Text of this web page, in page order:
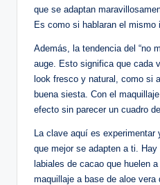
que se adaptan
Es como si hablaran el mismo
Además, la tendencia del “no
auge. Esto significa que cada
look fresco y natural, como si
buena siesta. Con el
efecto sin parecer un cuadro
La clave aquí es experimentar
que mejor se adapten a ti.
labiales de cacao que huelen
maquillaje a base de aloe vera